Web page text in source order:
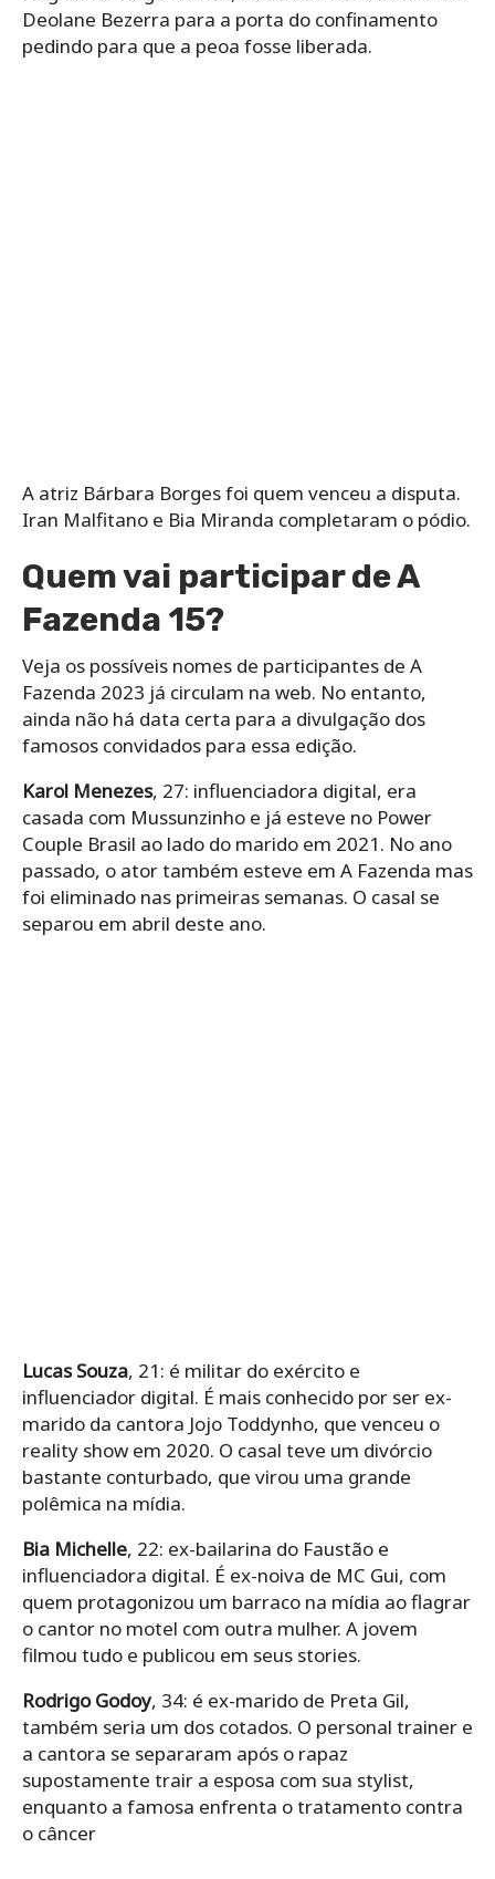
Deolane Bezerra para a porta do confinamento
pedindo para que a peoa fosse liberada.
A atriz Bárbara Borges foi quem venceu a disputa.
Iran Malfitano e Bia Miranda completaram o pódio.
Quem vai participar de A
Fazenda 15?
Veja os possíveis nomes de participantes de A
Fazenda 2023 já circulam na web. No entanto,
ainda não há data certa para a divulgação dos
famosos convidados para essa edição.
Karol Menezes, 27: influenciadora digital, era
casada com Mussunzinho e já esteve no Power
Couple Brasil ao lado do marido em 2021. No ano
passado, o ator também esteve em A Fazenda mas
foi eliminado nas primeiras semanas. O casal se
separou em abril deste ano.
Lucas Souza, 21: é militar do exército e
influenciador digital. É mais conhecido por ser ex-
marido da cantora Jojo Toddynho, que venceu o
reality show em 2020. O casal teve um divórcio
bastante conturbado, que virou uma grande
polêmica na mídia.
Bia Michelle, 22: ex-bailarina do Faustão e
influenciadora digital. É ex-noiva de MC Gui, com
quem protagonizou um barraco na mídia ao flagrar
o cantor no motel com outra mulher. A jovem
filmou tudo e publicou em seus stories.
Rodrigo Godoy, 34: é ex-marido de Preta Gil,
também seria um dos cotados. O personal trainer e
a cantora se separaram após o rapaz
supostamente trair a esposa com sua stylist,
enquanto a famosa enfrenta o tratamento contra
o câncer